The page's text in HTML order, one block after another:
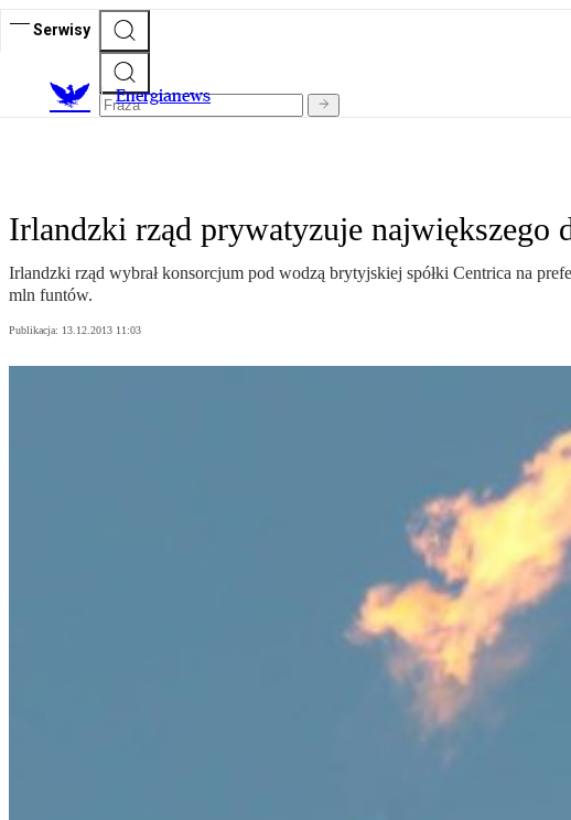
Serwisy
Energianews
Irlandzki rząd prywatyzuje największego
Irlandzki rząd wybrał konsorcjum pod wodzą brytyjskiej spółki Centrica na
mln funtów.
Publikacja: 13.12.2013 11:03